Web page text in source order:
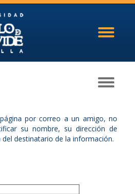
Toggle
Toggle
por correo a un amigo, no
su nombre, su dirección de
destinatario de la información.